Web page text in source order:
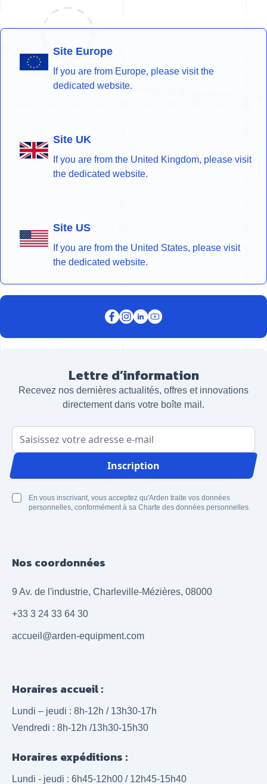
Site Europe
If you are from Europe, please visit the
dedicated website.
Site UK
If you are from the United Kingdom, please visit
the dedicated website.
Site US
If you are from the United States, please visit
the dedicated website.
Lettre d’information
Recevez nos dernières actualités, offres et innovations
directement dans votre boîte mail.
Adresse email
Inscription
En vous inscrivant, vous acceptez qu'Arden traite vos données
personnelles, conformément à sa Charte des données personnelles.
Nos coordonnées
9 Av. de l'industrie, Charleville-Mézières, 08000
+33 3 24 33 64 30
accueil@arden-equipment.com
Horaires accueil :
Lundi – jeudi : 8h-12h / 13h30-17h
Vendredi : 8h-12h /13h30-15h30
Horaires expéditions :
Lundi - jeudi : 6h45-12h00 / 12h45-15h40